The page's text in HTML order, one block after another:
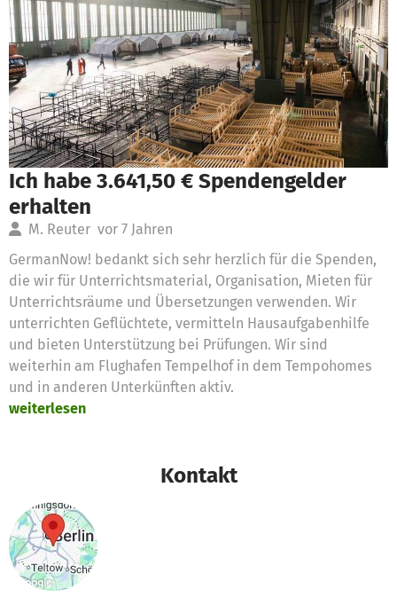
Ich habe 3.641,50 € Spendengelder
erhalten
M. Reuter vor 7 Jahren
GermanNow! bedankt sich sehr herzlich für die Spenden,
die wir für Unterrichtsmaterial, Organisation, Mieten für
Unterrichtsräume und Übersetzungen verwenden. Wir
unterrichten Geflüchtete, vermitteln Hausaufgabenhilfe
und bieten Unterstützung bei Prüfungen. Wir sind
weiterhin am Flughafen Tempelhof in dem Tempohomes
und in anderen Unterkünften aktiv.
weiterlesen
Kontakt